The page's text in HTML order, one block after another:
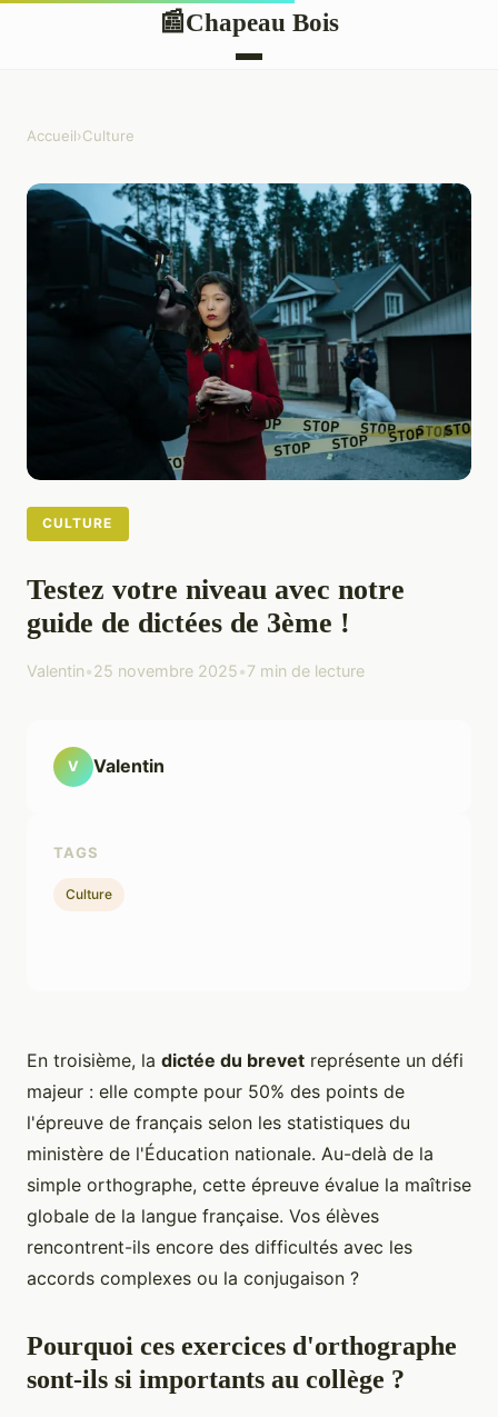
📰Chapeau Bois
Accueil›Culture
CULTURE
Testez votre niveau avec notre
guide de dictées de 3ème !
Valentin•25 novembre 2025•7 min de lecture
En troisième, la dictée du brevet représente un défi
majeur : elle compte pour 50% des points de
l'épreuve de français selon les statistiques du
ministère de l'Éducation nationale. Au-delà de la
simple orthographe, cette épreuve évalue la maîtrise
globale de la langue française. Vos élèves
rencontrent-ils encore des difficultés avec les
accords complexes ou la conjugaison ?
Pourquoi ces exercices d'orthographe
sont-ils si importants au collège ?
V Valentin
TAGS
Culture